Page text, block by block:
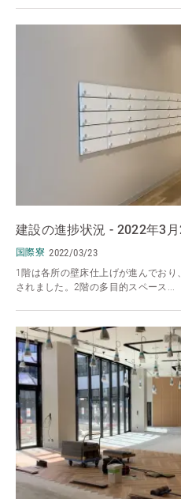
建設の進捗状況 - 2022年3月
国際寮 2022/03/23
1階は各所の壁床仕上げが進んでお
されました。2階の多目的スペース...